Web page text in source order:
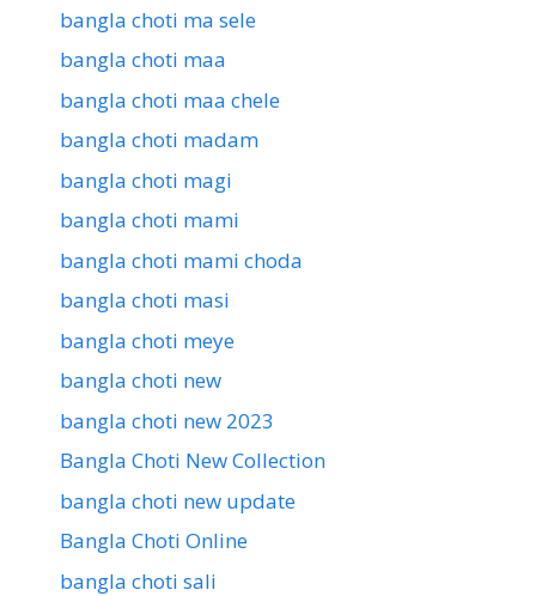
bangla choti ma sele
bangla choti maa
bangla choti maa chele
bangla choti madam
bangla choti magi
bangla choti mami
bangla choti mami choda
bangla choti masi
bangla choti meye
bangla choti new
bangla choti new 2023
Bangla Choti New Collection
bangla choti new update
Bangla Choti Online
bangla choti sali